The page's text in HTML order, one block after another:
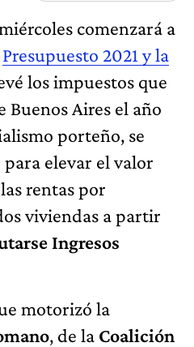
comenzará a
Presupuesto 2021 y la
los impuestos que
Buenos Aires el año
porteño, se
elevar el valor
rentas por
viviendas a partir
Ingresos
motorizó la
, de la Coalición